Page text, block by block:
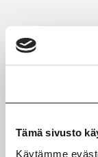
Tämä sivusto
Käytämme